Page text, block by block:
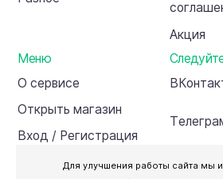
Акция
Меню
О сервисе
Открыть магазин
Вход / Регистрация
ИнвесторамДля улучшения работы сайта мы